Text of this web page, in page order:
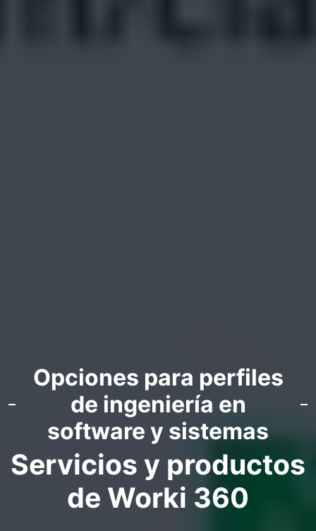
Opciones para perfiles
de ingeniería en
software y sistemas
Servicios y productos
de Worki 360